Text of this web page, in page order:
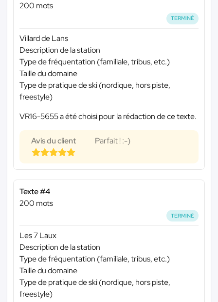
200 mots
TERMINÉ
Villard de Lans
Description de la station
Type de fréquentation (familiale, tribus, etc.)
Taille du domaine
Type de pratique de ski (nordique, hors piste,
freestyle)
VR16-5655 a été choisi pour la rédaction de ce texte.
Avis du client Parfait ! :-)
Texte #4
200 mots
TERMINÉ
Les 7 Laux
Description de la station
Type de fréquentation (familiale, tribus, etc.)
Taille du domaine
Type de pratique de ski (nordique, hors piste,
freestyle)